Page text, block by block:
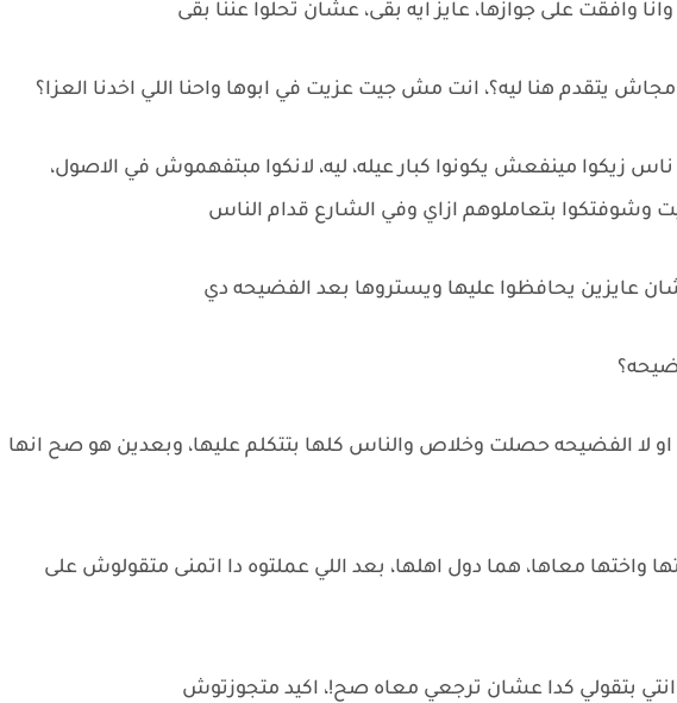
وانا وافقت على جوازها، عايز ايه بقى، عشان تحلوا عننا بقى
مجاش يتقدم هنا ليه؟، انت مش جيت عزيت في ابوها واحنا اللي اخدنا العزا؟
زيكوا مينفعش يكونوا كبار عيله، ليه، لانكوا مبتفهموش في الاصول،
وشوفتكوا بتعاملوهم ازاي وفي الشارع قدام الناس
عايزين يحافظوا عليها ويستروها بعد الفضيحه دي
او لا الفضيحه حصلت وخلاص والناس كلها بتتكلم عليها، وبعدين هو صح انها
واختها معاها، هما دول اهلها، بعد اللي عملتوه دا اتمنى متقولوش على
انتي بتقولي كدا عشان ترجعي معاه صح!، اكيد متجوزتوش